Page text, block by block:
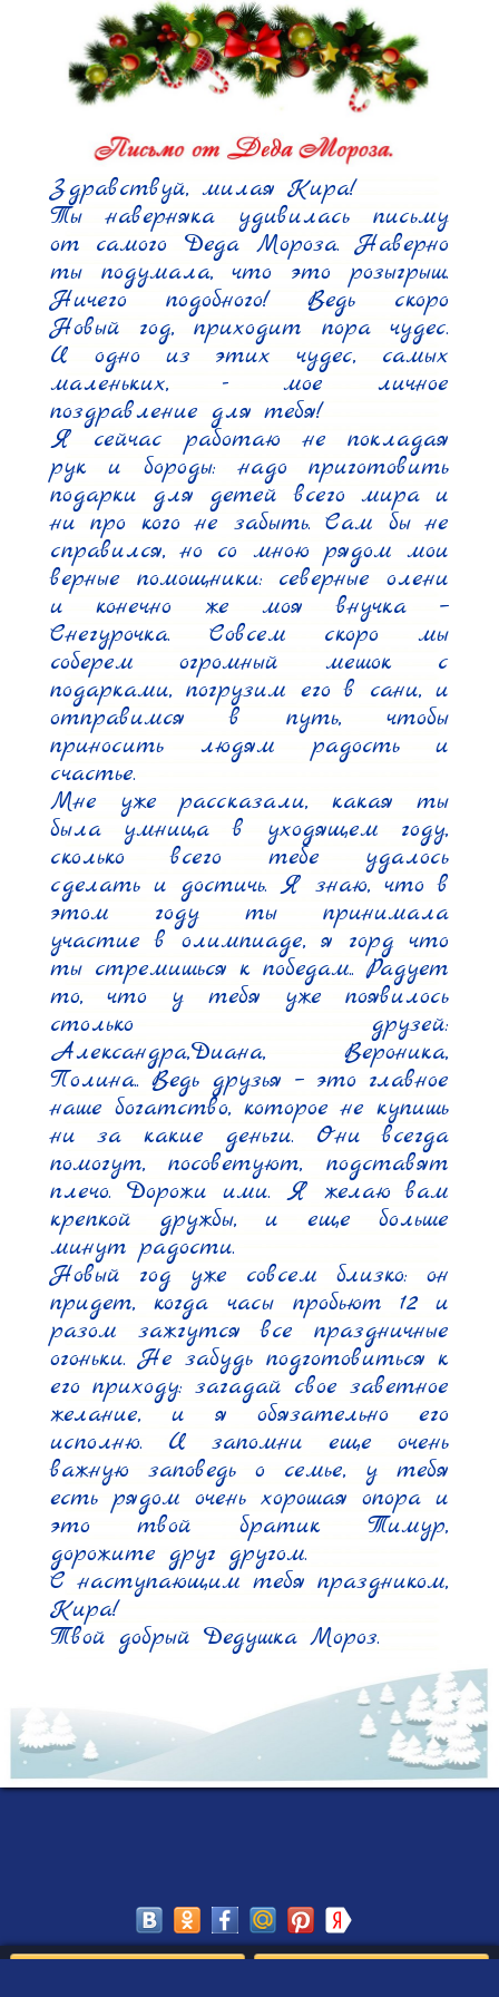
Здравствуй, милая Кира!
Ты наверняка удивилась письму
от самого Деда Мороза. Наверно
ты подумала, что это розыгрыш.
Ничего подобного! Ведь скоро
Новый год, приходит пора чудес.
И одно из этих чудес, самых
маленьких, - мое личное
поздравление для тебя!
Я сейчас работаю не покладая
рук и бороды: надо приготовить
подарки для детей всего мира и
ни про кого не забыть. Сам бы не
справился, но со мною рядом мои
верные помощники: северные олени
и конечно же моя внучка –
Снегурочка. Совсем скоро мы
соберем огромный мешок с
подарками, погрузим его в сани, и
отправимся в путь, чтобы
приносить людям радость и
счастье.
Мне уже рассказали, какая ты
была умница в уходящем году,
сколько всего тебе удалось
сделать и достичь. Я знаю, что в
этом году ты принимала
участие в олимпиаде, я горд что
ты стремишься к победам.. Радует
то, что у тебя уже появилось
столько друзей:
Александра,Диана, Вероника,
Полина.. Ведь друзья – это главное
наше богатство, которое не купишь
ни за какие деньги. Они всегда
помогут, посоветуют, подставят
плечо. Дорожи ими. Я желаю вам
крепкой дружбы, и еще больше
минут радости.
Новый год уже совсем близко: он
придет, когда часы пробьют 12 и
разом зажгутся все праздничные
огоньки. Не забудь подготовиться к
его приходу: загадай свое заветное
желание, и я обязательно его
исполню. И запомни еще очень
важную заповедь о семье, у тебя
есть рядом очень хорошая опора и
это твой братик Тимур,
дорожите друг другом.
С наступающим тебя праздником,
Кира!
Твой добрый Дедушка Мороз.